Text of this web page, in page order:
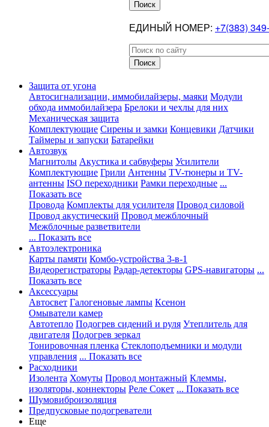
ЕДИНЫЙ НОМЕР: +7(383)
Защита от угона
Автосигнализации, иммобилайзеры, маяки Модули
обхода иммобилайзера Брелоки и чехлы для них
Механическая защита
Комплектующие Сирены и замки Концевики Датчики
Таймеры и запуски Батарейки
Автозвук
Магнитолы Акустика и сабвуферы Усилители
Комплектующие Грили Антенны TV-тюнеры и TV-
антенны ISO переходники Рамки переходные ...
Показать все
Провода Комплекты для усилителя Провод силовой
Провод акустический Провод межблочный
Межблочные разветвители
... Показать все
Автоэлектроника
Карты памяти Комбо-устройства 3-в-1
Видеорегистраторы Радар-детекторы GPS-навигаторы ...
Показать все
Аксессуары
Автосвет Галогеновые лампы Ксенон
Омыватели камер
Автотепло Подогрев сидений и руля Утеплитель для
двигателя Подогрев зеркал
Тонировочная пленка Стеклоподъемники и модули
управления ... Показать все
Расходники
Изолента Хомуты Провод монтажный Клеммы,
изоляторы, коннекторы Реле Сокет ... Показать все
Шумовиброизоляция
Предпусковые подогреватели
Еще